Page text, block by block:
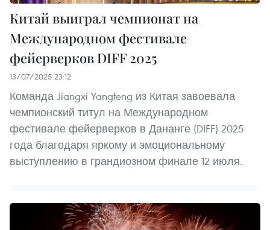
Китай выиграл чемпионат на
Международном фестивале
фейерверков DIFF 2025
13/07/2025 23:12
Команда Jiangxi Yangfeng из Китая завоевала
чемпионский титул на Международном
фестивале фейерверков в Дананге (DIFF) 2025
года благодаря яркому и эмоциональному
выступлению в грандиозном финале 12 июля.